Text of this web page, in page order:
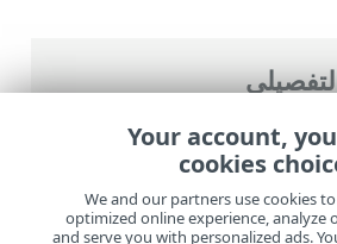
>
ESET Smart
>تنشيط المنتج
Your account,
cookies
We and our partners use cookies
optimized online experience, analyze
and serve you with personalized ads.